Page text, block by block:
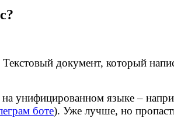
документ, который
унифицированном языке –
боте). Уже лучше, но